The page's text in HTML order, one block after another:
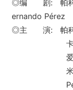
◎编 剧: 帕科·
ernando Pérez
◎主 演: 帕科·
卡门·马
爱德华多·
米伦·伊瓦
Pepe